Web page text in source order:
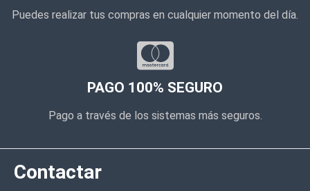
Puedes realizar tus compras en cualquier momento del día.
PAGO 100% SEGURO
Pago a través de los sistemas más seguros.
Contactar